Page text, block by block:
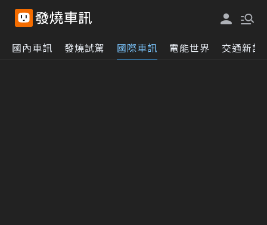
國內車訊 發燒試駕 國際車訊 電能世界 交通新訊